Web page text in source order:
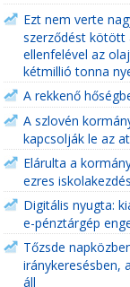
Ezt nem verte
szerződést kötött
ellenfelével az
kétmillió tonna
A rekkenő
A szlovén
kapcsolják le az
Elárulta a
ezres
Digitális nyugta:
e-pénztárgép
Tőzsde
iránykeresésben,
áll